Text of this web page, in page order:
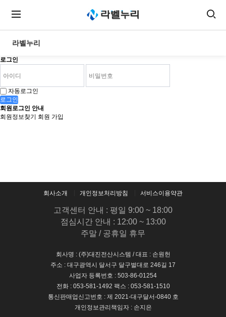
라벨누리
로그인
자동로그인
로그인
회원로그인 안내
회원정보찾기
회원 가입
회사소개 개인정보처리방침 서비스이용약관
고객센터 안내 : 평일 9:00 ~ 18:00
점심시간 안내 : 12:00 ~ 13:00
주말 / 공휴일 휴무
회사명 : (주)대진전산시스템 / 대표 : 손원헌
주소 : 대구광역시 달서구 달구벌대로 246길 17
사업자 등록번호 : 503-86-01254
전화 : 053-581-1492 팩스 : 053-581-1510
통신판매업신고번호 : 제 2021-대구달서-0840 호
개인정보관리책임자 : 손지은